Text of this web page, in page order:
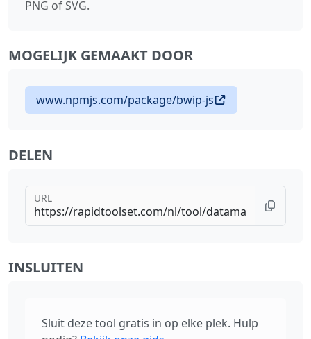
PNG of SVG.
MOGELIJK GEMAAKT DOOR
www.npmjs.com/package/bwip-js
DELEN
URL
INSLUITEN
Sluit deze tool gratis in op elke plek. Hulp